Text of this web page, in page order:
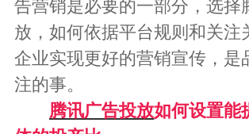
告营销是必要的一部分，选择
放 ，如何依据平台规则和关注
企业实现更好的营销宣传，是
注的事。
腾讯广告投放如何设置能